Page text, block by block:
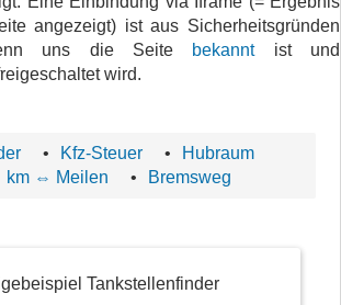
angezeigt) ist aus Sicherheitsgründen
uns die Seite
bekanntist und
wird.
• Kfz-Steuer •
Hubraum
km ⇔ Meilen • Bremsweg